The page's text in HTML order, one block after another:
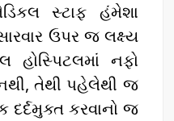
સ્ટાફ હંમેશા
ઉપર જ લક્ષ્ય
હોસ્પિટલમાં નફો
તેથી પહેલેથી જ
દર્દમુક્ત કરવાનો જ